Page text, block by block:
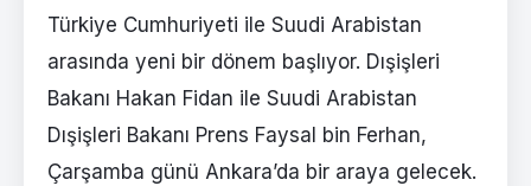
Türkiye Cumhuriyeti ile Suudi Arabistan
arasında yeni bir dönem başlıyor. Dışişleri
Bakanı Hakan Fidan ile Suudi Arabistan
Dışişleri Bakanı Prens Faysal bin Ferhan,
Çarşamba günü Ankara’da bir araya gelecek.